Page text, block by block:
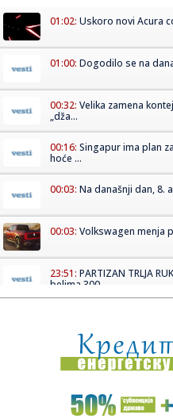
01:02: Uskoro novi Acura
01:00: Dogodilo se na
00:32: Velika zamena
„dža...
00:16: Singapur ima plan
hoće ...
00:03: Na današnji dan, 8.
00:03: Volkswagen menja
23:51: PARTIZAN TRLJA
belima 300...
23:47:Srpkinje pronašle
23:46:Detalji drame na
izbacio dron s...